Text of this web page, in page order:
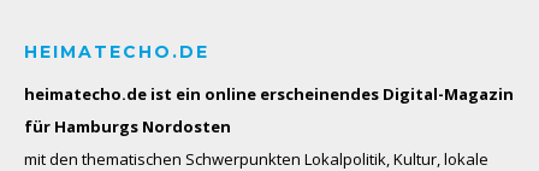
HEIMATECHO.DE
heimatecho.de ist ein online erscheinendes Digital-Magazin
für Hamburgs Nordosten
mit den thematischen Schwerpunkten Lokalpolitik, Kultur, lokale